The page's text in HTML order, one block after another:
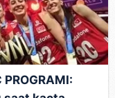
PROGRAMI: